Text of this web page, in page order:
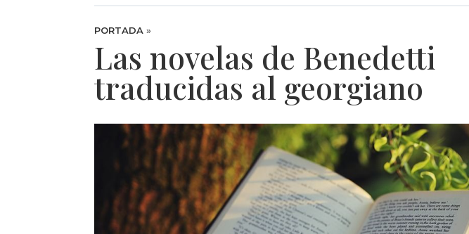
PORTADA »
Las novelas de Benedetti
traducidas al georgiano